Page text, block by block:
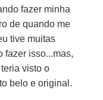
fazer minha
de quando me
tive muitas
fazer isso...mas,
visto o
belo e original.